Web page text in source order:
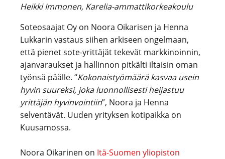
Heikki Immonen, Karelia-ammattikorkeakoulu
Soteosaajat Oy on Noora Oikarisen ja Henna
Lukkarin vastaus siihen arkiseen ongelmaan,
että pienet sote-yrittäjät tekevät markkinoinnin,
ajanvaraukset ja hallinnon pitkälti iltaisin oman
työnsä päälle. “Kokonaistyömäärä kasvaa usein
hyvin suureksi, joka luonnollisesti heijastuu
yrittäjän hyvinvointiin”, Noora ja Henna
selventävät. Uuden yrityksen kotipaikka on
Kuusamossa.
Noora Oikarinen on Itä-Suomen yliopiston